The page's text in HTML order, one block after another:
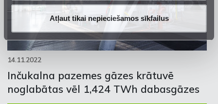
Atļaut tikai nepieciešamos sīkfailus
14.11.2022
Inčukalna pazemes gāzes krātuvē
noglabātas vēl 1,424 TWh dabasgāzes